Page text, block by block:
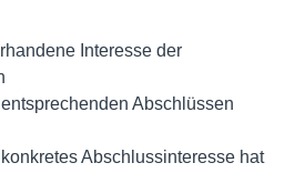
Interesse der
Abschlüssen
Abschlussinteresse hat